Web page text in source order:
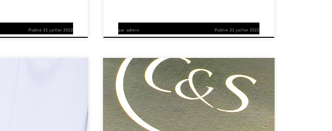
Publié31 juillet 2022 par admin Publié31 juillet 2022